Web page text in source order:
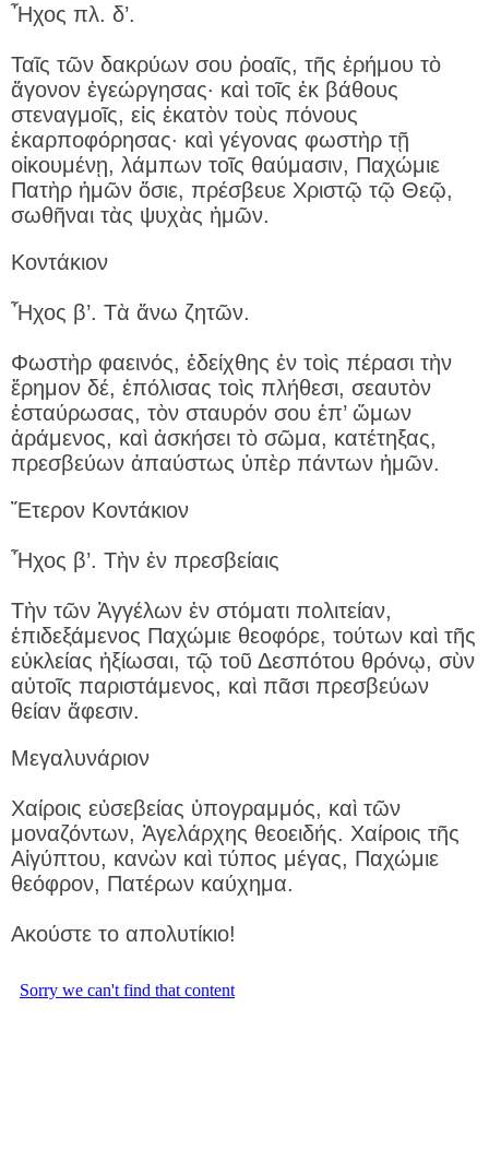
Ἦχος πλ. δ’.
Ταῖς τῶν δακρύων σου ῥοαῖς, τῆς ἐρήμου τὸ
ἄγονον ἐγεώργησας· καὶ τοῖς ἐκ βάθους
στεναγμοῖς, εἰς ἑκατὸν τοὺς πόνους
ἐκαρποφόρησας· καὶ γέγονας φωστὴρ τῇ
οἰκουμένῃ, λάμπων τοῖς θαύμασιν, Παχώμιε
Πατὴρ ἡμῶν ὅσιε, πρέσβευε Χριστῷ τῷ Θεῷ,
σωθῆναι τὰς ψυχὰς ἡμῶν.
Κοντάκιον
Ἦχος β’. Τὰ ἄνω ζητῶν.
Φωστὴρ φαεινός, ἐδείχθης ἐν τοὶς πέρασι τὴν
ἔρημον δέ, ἐπόλισας τοὶς πλήθεσι, σεαυτὸν
ἐσταύρωσας, τὸν σταυρόν σου ἐπ’ ὤμων
ἀράμενος, καὶ ἀσκήσει τὸ σῶμα, κατέτηξας,
πρεσβεύων ἀπαύστως ὑπὲρ πάντων ἠμῶν.
Ἕτερον Κοντάκιον
Ἦχος β’. Τὴν ἐν πρεσβείαις
Τὴν τῶν Ἀγγέλων ἐν στόματι πολιτείαν,
ἐπιδεξάμενος Παχώμιε θεοφόρε, τούτων καὶ τῆς
εὐκλείας ἠξίωσαι, τῷ τοῦ Δεσπότου θρόνῳ, σὺν
αὐτοῖς παριστάμενος, καὶ πᾶσι πρεσβεύων
θείαν ἄφεσιν.
Μεγαλυνάριον
Χαίροις εὐσεβείας ὑπογραμμός, καὶ τῶν
μοναζόντων, Ἀγελάρχης θεοειδής. Χαίροις τῆς
Αἰγύπτου, κανὼν καὶ τύπος μέγας, Παχώμιε
θεόφρον, Πατέρων καύχημα.
Ακούστε το απολυτίκιο!